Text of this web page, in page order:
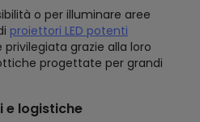
o per illuminare aree
proiettori LED potenti
grazie alla loro
progettate per grandi
e logistiche